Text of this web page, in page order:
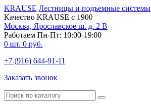
KRAUSE Лестницы и подъемные системы
Качество KRAUSE с 1900
Москва, Ярославское ш. д. 2 В
Работаем Пн-Пт: 10:00-19:00
0 шт. 0 руб.
+7 (916) 644-91-11
Заказать звонок